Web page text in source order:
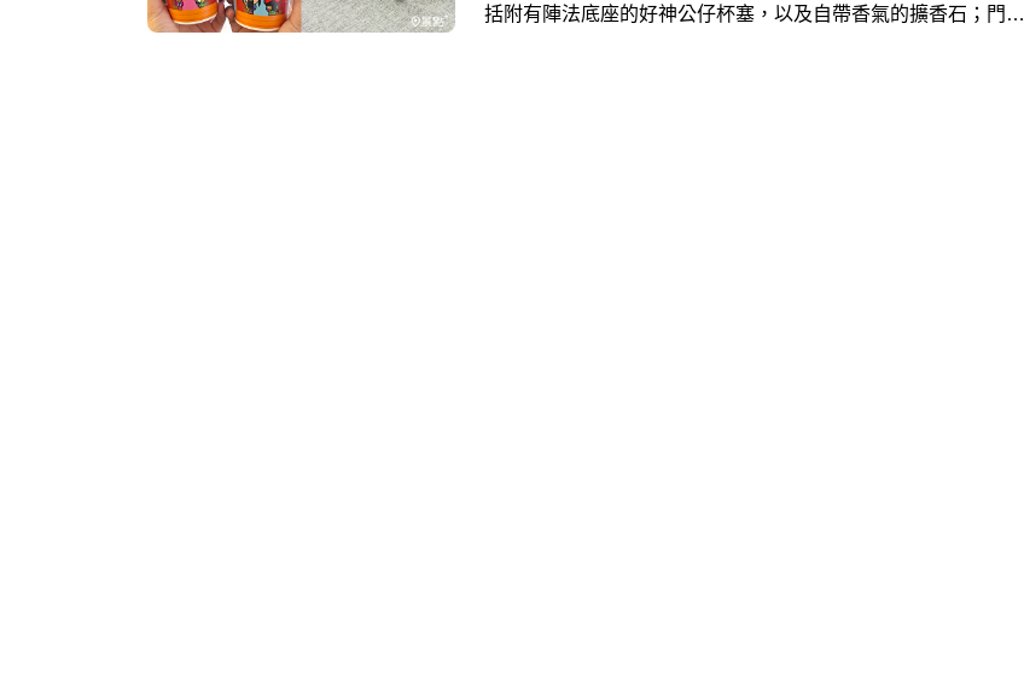
括附有陣法底座的好神公仔杯塞，以及自帶香氣的擴香石；門市